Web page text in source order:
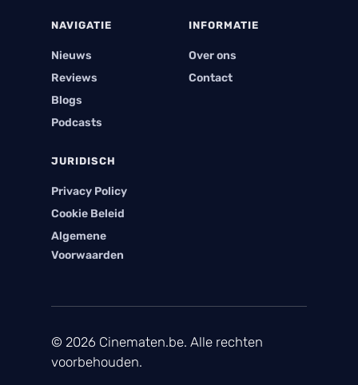
NAVIGATIE
Nieuws
Reviews
Blogs
Podcasts
INFORMATIE
Over ons
Contact
JURIDISCH
Privacy Policy
Cookie Beleid
Algemene
Voorwaarden
© 2026 Cinematen.be. Alle rechten
voorbehouden.